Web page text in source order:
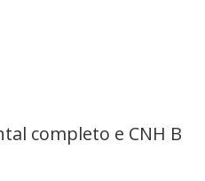
completo e CNH B